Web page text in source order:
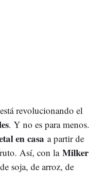
está revolucionando el
. Y no es para menos.
en casa a partir de
Así, con laMilker
soja, de arroz, de